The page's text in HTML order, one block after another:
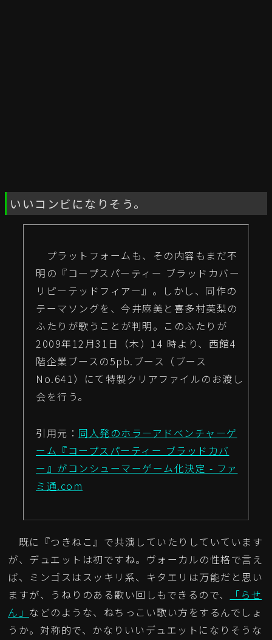
いいコンビになりそう。
プラットフォームも、その内容もまだ不
明の『コープスパーティー ブラッドカバー
リピーテッドフィアー』。しかし、同作の
テーマソングを、今井麻美と喜多村英梨の
ふたりが歌うことが判明。このふたりが
2009年12月31日（木）14 時より、西館4
階企業ブースの5pb.ブース（ブース
No.641）にて特製クリアファイルのお渡し
会を行う。
引用元： 同人発のホラーアドベンチャーゲ
ーム『コープスパーティー ブラッドカバ
ー』がコンシューマーゲーム化決定 - ファ
ミ通.com
既に『つきねこ』で共演していたりしていています
が、デュエットは初ですね。ヴォーカルの性格で言え
ば、ミンゴスはスッキリ系、キタエリは万能だと思い
ますが、うねりのある歌い回しもできるので、
「らせ
ん」 などのような、ねちっこい歌い方をするんでしょ
うか。対称的で、かなりいいデュエットになりそうな